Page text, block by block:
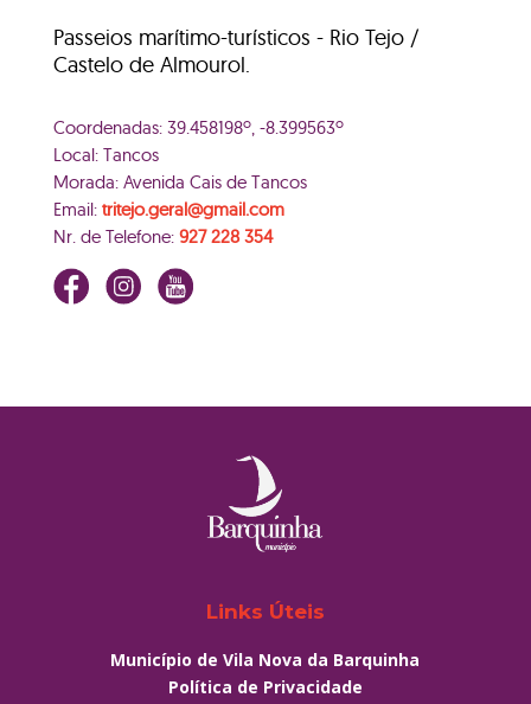
Passeios marítimo-turísticos - Rio Tejo /
Castelo de Almourol.
Coordenadas: 39.458198º, -8.399563º
Local: Tancos
Morada: Avenida Cais de Tancos
Email: tritejo.geral@gmail.com
Nr. de Telefone: 927 228 354
Links Úteis
Município de Vila Nova da Barquinha
Política de Privacidade